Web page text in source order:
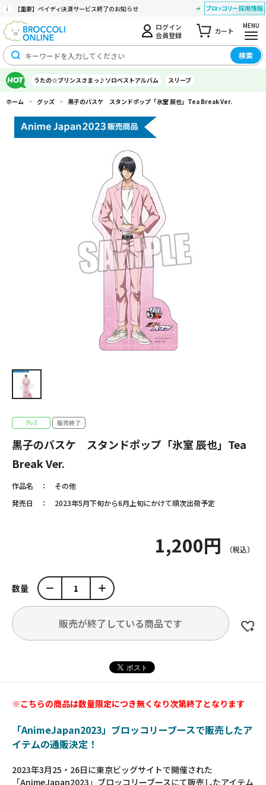
【重要】ペイディ決済サービス終了のお知らせ
ログイン
会員登録
カート
MENU
検索
うたの☆プリンスさまっ♪ソロベストアルバム スリーブ
ホーム > グッズ > 黒子のバスケ スタンドポップ「氷室 辰也」Tea Break Ver.
黒子のバスケ スタンドポップ「氷室 辰也」Tea
Break Ver.
作品名
その他
発売日
2023年5月下旬から6月上旬にかけて順次出荷予定
1,200円
数量
販売が終了している商品です
※こちらの商品は数量限定につき無くなり次第終了となります
「AnimeJapan2023」ブロッコリーブースで販売したア
イテムの通販決定！
2023年3月25・26日に東京ビッグサイトで開催された
「AnimeJapan2023」ブロッコリーブースにて販売したアイテム